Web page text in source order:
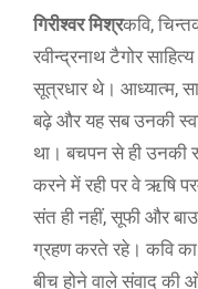
गिरीश्वर मिश्रकवि,
रवीन्द्रनाथ टैगोर
सूत्रधार थे। आध्यात्म,
बढ़े और यह सब उनकी
था। बचपन से ही उनकी
करने में रही पर वे ऋषि
संत ही नहीं, सूफी और
ग्रहण करते रहे। कवि का
बीच होने वाले संवाद की